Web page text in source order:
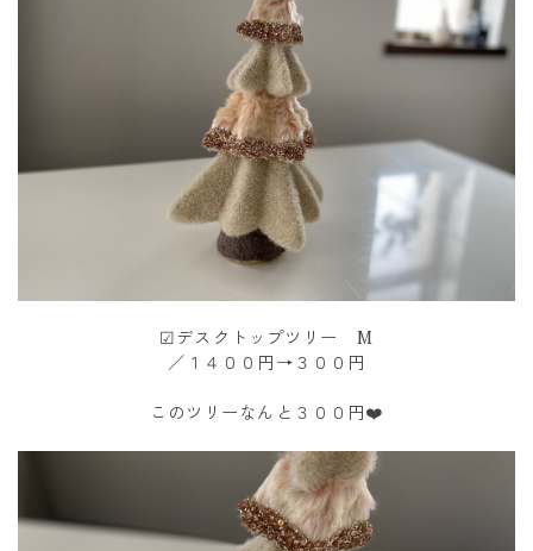
☑︎デスクトップツリー M
／１４００円→３００円
このツリーなんと３００円❤️